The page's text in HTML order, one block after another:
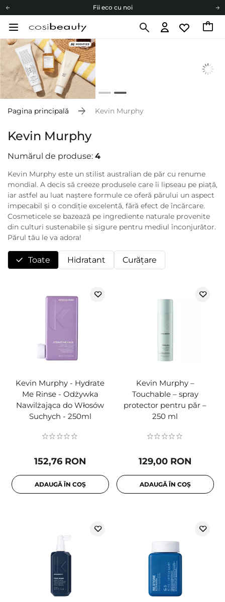
Fii eco cu noi
Fii eco cu noi
Pagina principală Kevin Murphy
Kevin Murphy
Numărul de produse: 4
Kevin Murphy este un stilist australian de păr cu renume
mondial. A decis să creeze produsele care îi lipseau pe piață,
iar astfel au luat naștere formule ce oferă părului un aspect
impecabil și o condiție excelentă, fără efect de încărcare.
Cosmeticele se bazează pe ingrediente naturale provenite
din culturi sustenabile și sigure pentru mediul înconjurător.
Părul tău le va adora!
Toate Hidratant Curăţare
Kevin Murphy - Hydrate
Me Rinse - Odżywka
Nawilżająca do Włosów
Suchych - 250ml
152,76 RON
ADAUGĂ ÎN COȘ
Kevin Murphy –
Touchable – spray
protector pentru păr –
250 ml
129,00 RON
ADAUGĂ ÎN COȘ